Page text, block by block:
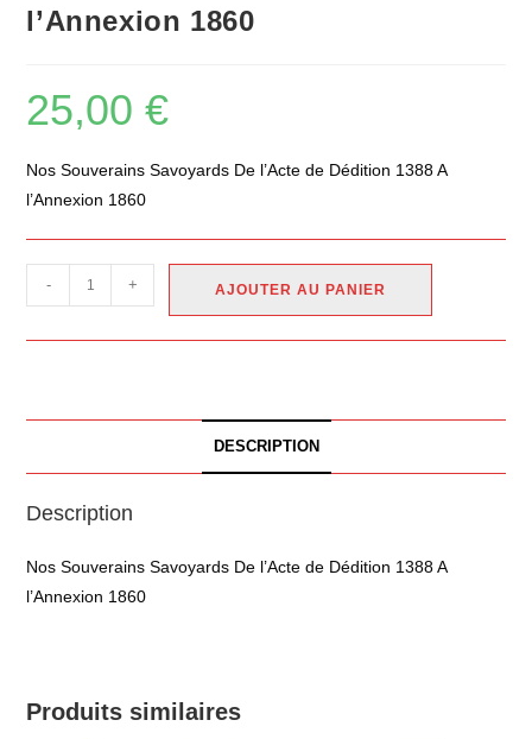
l’Annexion 1860
25,00€
Nos Souverains Savoyards De l’Acte de Dédition 1388 A
l’Annexion 1860
- + AJOUTER AU PANIER
DESCRIPTION
Description
Nos Souverains Savoyards De l’Acte de Dédition 1388 A
l’Annexion 1860
Produits similaires